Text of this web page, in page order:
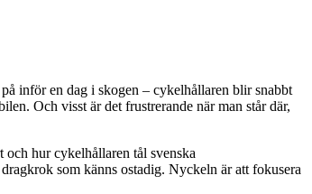
inför en dag i skogen – cykelhållaren blir snabbt
Och visst är det frustrerande när man står där,
och hur cykelhållaren tål svenska
som känns ostadig. Nyckeln är att fokusera